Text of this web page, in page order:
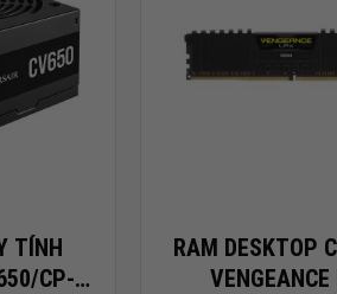
của bạn bằng mười đèn LED
TÍNH
CP-
RAM DESKTOP